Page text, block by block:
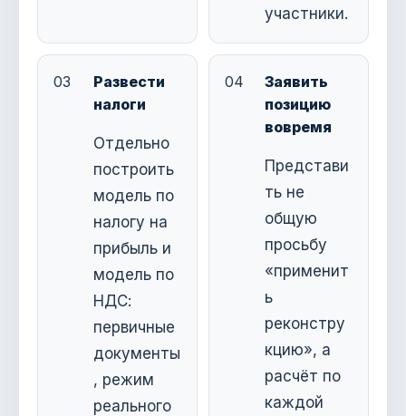
участники.
03
Развести
налоги
Отдельно
построить
модель по
налогу на
прибыль и
модель по
НДС:
первичные
документы
, режим
реального
04
Заявить
позицию
вовремя
Представи
ть не
общую
просьбу
«применит
ь
реконстру
кцию», а
расчёт по
каждой